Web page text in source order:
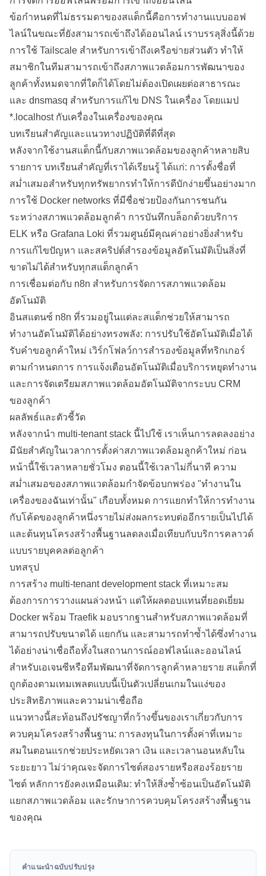
ข้อกำหนดที่ไม่ธรรมดาของสแต็กนี้คือการทำงานแบบออฟ
ไลน์ในขณะที่ยังสามารถเข้าถึงได้ออนไลน์ เราบรรลุสิ่งนี้ด้วย
การใช้ Tailscale สำหรับการเข้าถึงเครือข่ายส่วนตัว ทำให้
สมาชิกในทีมสามารถเข้าถึงสภาพแวดล้อมการพัฒนาของ
ลูกค้าทั้งหมดจากที่ใดก็ได้โดยไม่ต้องเปิดเผยต่อสาธารณะ
และ dnsmasq สำหรับการแก้ไข DNS ในเครื่อง โดยแมป
*.localhost กับเครื่องในเครื่องของคุณ
บทเรียนสำคัญและแนวทางปฏิบัติที่ดีที่สุด
หลังจากใช้งานสแต็กนี้กับสภาพแวดล้อมของลูกค้าหลายสิบ
รายการ บทเรียนสำคัญที่เราได้เรียนรู้ ได้แก่: การตั้งชื่อที่
สม่ำเสมอสำหรับทุกทรัพยากรทำให้การดีบักง่ายขึ้นอย่างมาก
การใช้ Docker networks ที่มีชื่อช่วยป้องกันการชนกัน
ระหว่างสภาพแวดล้อมลูกค้า การบันทึกบล็อกด้วยบริการ
ELK หรือ Grafana Loki ที่รวมศูนย์มีคุณค่าอย่างยิ่งสำหรับ
การแก้ไขปัญหา และสคริปต์สำรองข้อมูลอัตโนมัติเป็นสิ่งที่
ขาดไม่ได้สำหรับทุกสแต็กลูกค้า
การเชื่อมต่อกับ n8n สำหรับการจัดการสภาพแวดล้อม
อัตโนมัติ
อินสแตนซ์ n8n ที่รวมอยู่ในแต่ละสแต็กช่วยให้สามารถ
ทำงานอัตโนมัติได้อย่างทรงพลัง: การปรับใช้อัตโนมัติเมื่อได้
รับคำขอลูกค้าใหม่ เวิร์กโฟลว์การสำรองข้อมูลที่ทริกเกอร์
ตามกำหนดการ การแจ้งเตือนอัตโนมัติเมื่อบริการหยุดทำงาน
และการจัดเตรียมสภาพแวดล้อมอัตโนมัติจากระบบ CRM
ของลูกค้า
ผลลัพธ์และตัวชี้วัด
หลังจากนำ multi-tenant stack นี้ไปใช้ เราเห็นการลดลงอย่าง
มีนัยสำคัญในเวลาการตั้งค่าสภาพแวดล้อมลูกค้าใหม่ ก่อน
หน้านี้ใช้เวลาหลายชั่วโมง ตอนนี้ใช้เวลาไม่กี่นาที ความ
สม่ำเสมอของสภาพแวดล้อมกำจัดข้อบกพร่อง "ทำงานใน
เครื่องของฉันเท่านั้น" เกือบทั้งหมด การแยกทำให้การทำงาน
กับโค้ดของลูกค้าหนึ่งรายไม่ส่งผลกระทบต่ออีกรายเป็นไปได้
และต้นทุนโครงสร้างพื้นฐานลดลงเมื่อเทียบกับบริการคลาวด์
แบบรายบุคคลต่อลูกค้า
บทสรุป
การสร้าง multi-tenant development stack ที่เหมาะสม
ต้องการการวางแผนล่วงหน้า แต่ให้ผลตอบแทนที่ยอดเยี่ยม
Docker พร้อม Traefik มอบรากฐานสำหรับสภาพแวดล้อมที่
สามารถปรับขนาดได้ แยกกัน และสามารถทำซ้ำได้ซึ่งทำงาน
ได้อย่างน่าเชื่อถือทั้งในสถานการณ์ออฟไลน์และออนไลน์
สำหรับเอเจนซีหรือทีมพัฒนาที่จัดการลูกค้าหลายราย สแต็กที่
ถูกต้องตามเทมเพลตแบบนี้เป็นตัวเปลี่ยนเกมในแง่ของ
ประสิทธิภาพและความน่าเชื่อถือ
แนวทางนี้สะท้อนถึงปรัชญาที่กว้างขึ้นของเราเกี่ยวกับการ
ควบคุมโครงสร้างพื้นฐาน: การลงทุนในการตั้งค่าที่เหมาะ
สมในตอนแรกช่วยประหยัดเวลา เงิน และเวลานอนหลับใน
ระยะยาว ไม่ว่าคุณจะจัดการไซต์สองรายหรือสองร้อยราย
ไซต์ หลักการยังคงเหมือนเดิม: ทำให้สิ่งซ้ำซ้อนเป็นอัตโนมัติ
แยกสภาพแวดล้อม และรักษาการควบคุมโครงสร้างพื้นฐาน
ของคุณ
คำแนะนำฉบับปรับปรุง